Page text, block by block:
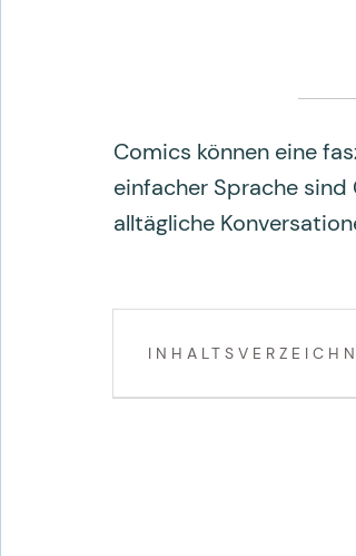
Comics können eine
einfacher Sprache
alltägliche